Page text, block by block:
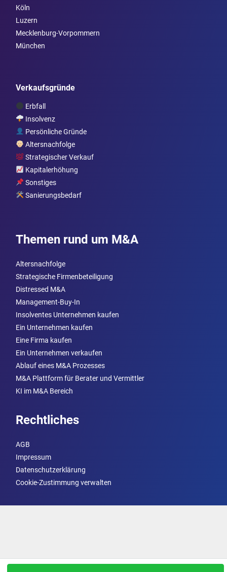
Köln
Luzern
Mecklenburg-Vorpommern
München
Verkaufsgründe
Erbfall
Insolvenz
Persönliche Gründe
Altersnachfolge
Strategischer Verkauf
Kapitalerhöhung
Sonstiges
Sanierungsbedarf
Themen rund um M&A
Altersnachfolge
Strategische Firmenbeteiligung
Distressed M&A
Management-Buy-In
Insolventes Unternehmen kaufen
Ein Unternehmen kaufen
Eine Firma kaufen
Ein Unternehmen verkaufen
Ablauf eines M&A Prozesses
M&A Plattform für Berater und Vermittler
KI im M&A Bereich
Rechtliches
AGB
Impressum
Datenschutzerklärung
Cookie-Zustimmung verwalten